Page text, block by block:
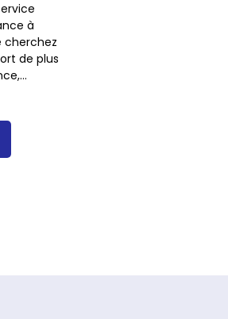
à
cherchez
de plus